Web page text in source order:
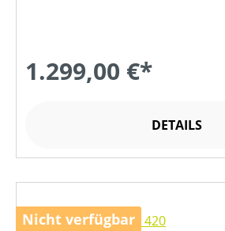
1.299,00 €*
DETAILS
Nicht verfügbar